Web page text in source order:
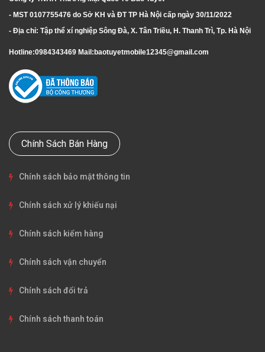
- MST 0107755476 do Sở KH và ĐT TP Hà Nội cấp ngày 30/11/2022
- Địa chỉ: Tập thể xí nghiệp Sông Đà, X. Tân Triều, H. Thanh Trì, Tp. Hà Nội
Hotline:0984343469 Mail: baotuyetmobile12345@gmail.com
Chính Sách Bán Hàng
Chính sách bảo mật thông tin
Chính sách xử lý khiếu nại
Chính sách kiểm hàng
Chính sách vận chuyển
Chính sách đổi trả
Chính sách thanh toán